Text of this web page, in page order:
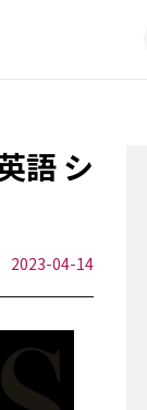
語 シ
2023-04-14